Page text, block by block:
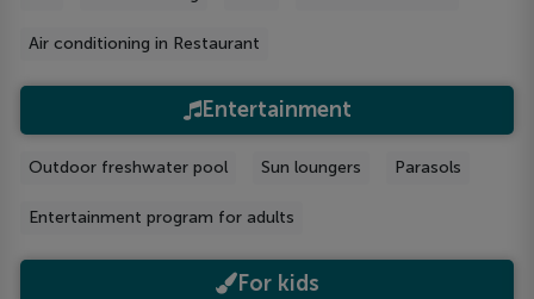
Air conditioning in Restaurant
Entertainment
Outdoor freshwater pool Sun loungers Parasols
Entertainment program for adults
For kids